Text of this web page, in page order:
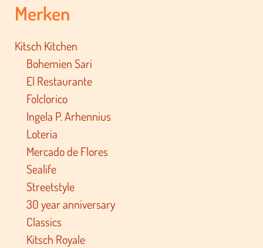
Merken
Kitsch Kitchen
Bohemien Sari
El Restaurante
Folclorico
Ingela P. Arhennius
Loteria
Mercado de Flores
Sealife
Streetstyle
30 year anniversary
Classics
Kitsch Royale